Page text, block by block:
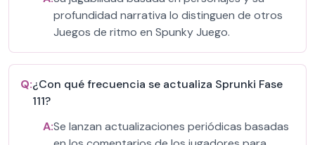
profundidad narrativa lo distinguen de otros
Juegos de ritmo en Spunky Juego.
Q:¿Con qué frecuencia se actualiza Sprunki Fase
111?
A:Se lanzan actualizaciones periódicas basadas